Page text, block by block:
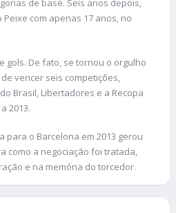
de base. Seis anos depois,
com apenas 17 anos, no
gols. De fato, se tornou o orgulho
vencer seis competições,
Brasil, Libertadores e a Recopa
2013.
para o Barcelona em 2013 gerou
como a negociação foi tratada,
e na memória do torcedor.